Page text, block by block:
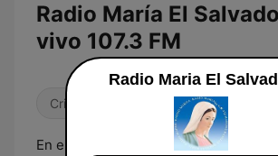
Radio María El
vivo 107.3 FM
Cristiana Religioso & Espiritualidad
En el corazón de El Salvador, Radio
Radio Maria El